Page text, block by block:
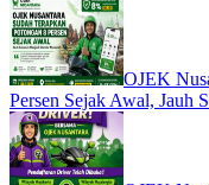
OJEK
Persen Sejak Awal, Jauh